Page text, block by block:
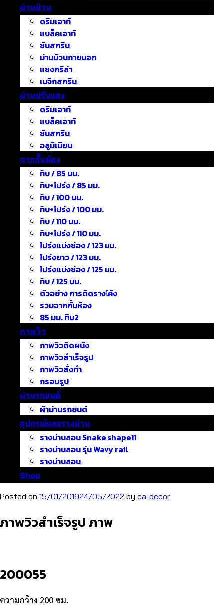
ม่านม้วน
ดรีมเอาท์
แบล็คเอาท์
ซันสกรีน
ม่านม้วนภายนอก
แชงกรีล่า
เมจิกสกรีน
ม่านปรับแสง
ดรีมเอาท์
แบล็คเอาท์
ซันสกรีน
อลูมิเนียม
ฉากกั้นห้อง
ทึบ / 85 มม.
ทึบ+โปร่ง / 85 มม.
ทึบ / 100 มม.
ทึบ+โปร่ง / 100 มม.
ทึบ / 110 มม.
ทึบ+โปร่ง / 110 มม.
โปร่งแบ่งช่อง / 123 มม.
โปร่งยาว / 123 มม.
โปร่งแบ่งช่อง / 125 มม.
ทึบ / 125 มม.
ตัวอย่าง การติดรางโค้ง
รวมฉากกั้นห้อง
85 มม. ทึบ2
ภาพวิว
ภาพวิวติดผนัง
ภาพวิวสำเร็จรูป
ภาพวิวสั่งทำ
กรอบรูป
ม่านรถยนต์
ผ้าม่านรถยนต์
อุปกรณ์และรางม่าน
รางม่านลอน Snake shape11
รางม่านลอน รุ่น Wavy rail
รางม่านลอน
Shop
Posted on 15/01/201924/05/2022 by ca-decor
ภาพวิวสำเร็จรูป ภาพ
200055
ความกว้าง 200 ซม.